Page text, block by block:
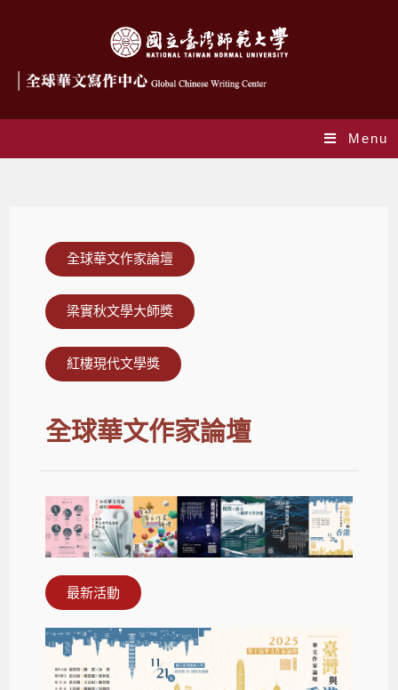
Menu
全球華文作家論壇
梁實秋文學大師獎
紅樓現代文學獎
全球華文作家論壇
最新活動